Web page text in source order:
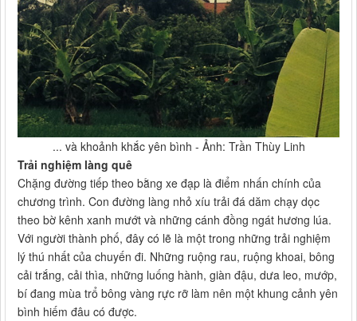
... và khoảnh khắc yên bình - Ảnh: Trần Thùy Linh
Trải nghiệm làng quê
Chặng đường tiếp theo bằng xe đạp là điểm nhấn chính của
chương trình. Con đường làng nhỏ xíu trải đá dăm chạy dọc
theo bờ kênh xanh mướt và những cánh đồng ngát hương lúa.
Với người thành phố, đây có lẽ là một trong những trải nghiệm
lý thú nhất của chuyến đi. Những ruộng rau, ruộng khoai, bông
cải trắng, cải thìa, những luống hành, giàn đậu, dưa leo, mướp,
bí đang mùa trổ bông vàng rực rỡ làm nên một khung cảnh yên
bình hiếm đâu có được.